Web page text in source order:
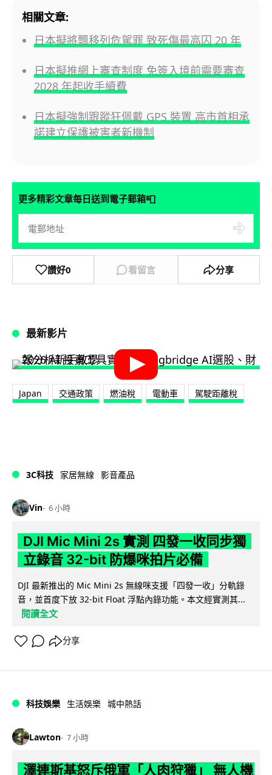
相關文章:
日本擬將飄移列危駕罪 致死傷最高囚 20 年
日本擬推網上審查制度 免簽入境前需要審查
2028 年起收手續費
日本擬強制跟蹤狂佩戴 GPS 裝置 高市首相承
諾建立保護被害者新機制
更多精彩文章每日送到電子郵箱📮
讚好0 看留言 分享
最新影片
Japan 交通政策 燃油稅 電動車 駕駛距離稅
3C科技 家居無線 影音產品
Vin 6 小時
DJI Mic Mini 2s 實測 四發一收同步獨
立錄音 32-bit 防爆咪拍片必備
DJI 最新推出的 Mic Mini 2s 無線咪支援「四發一收」分軌錄
音，並首度下放 32-bit Float 浮點內錄功能。本文經實測其...
閱讀全文
分享
科技娛樂 生活娛樂 城中熱話
Lawton 7 小時
澤連斯基怒斥俄軍「人肉狩獵」 無人機